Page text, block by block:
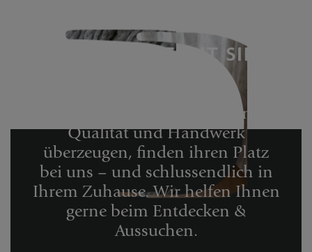
AUSGEWÄHLT MIT SINN
Nur Marken, die in Design,
Qualität und Handwerk
überzeugen, finden ihren Platz
bei uns – und schlussendlich in
Ihrem Zuhause.Wir helfen Ihnen
gerne beim Entdecken &
Aussuchen.